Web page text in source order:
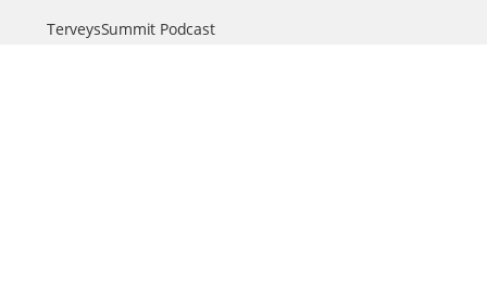
TerveysSummit Podcast